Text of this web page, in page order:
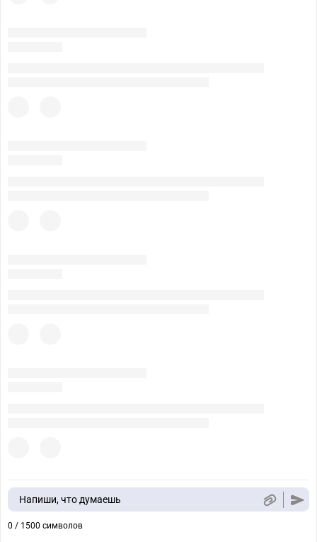
Напиши, что думаешь
0 / 1500 символов